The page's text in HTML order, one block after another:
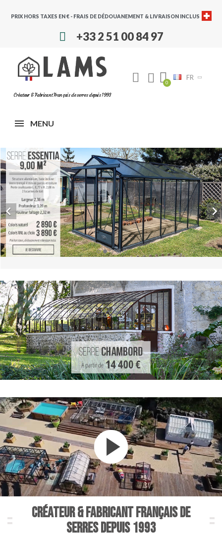
PRIX HORS TAXES EN € - FRAIS DE DÉDOUANEMENT & LIVRAISON INCLUS
+33 2 51 00 84 97
Créateur & Fabricant Français de serres depuis 1993
FR
MENU
 
CRÉATEUR & FABRICANT FRANÇAIS DE
SERRES DEPUIS 1993